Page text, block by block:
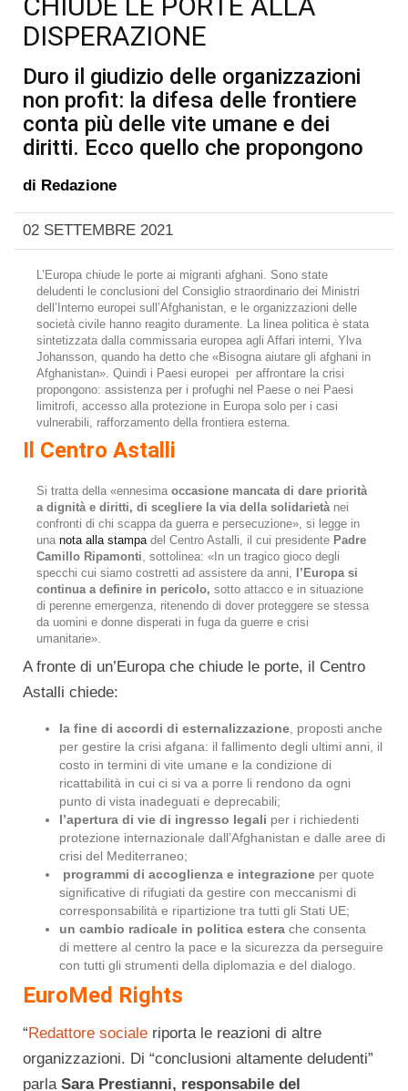
DISPERAZIONE
Duro il giudizio delle organizzazioni
non profit: la difesa delle frontiere
conta più delle vite umane e dei
diritti. Ecco quello che propongono
di Redazione
02 SETTEMBRE 2021
L’Europa chiude le porte ai migranti afghani. Sono state
deludenti le conclusioni del Consiglio straordinario dei Ministri
dell’Interno europei sull’Afghanistan, e le organizzazioni delle
società civile hanno reagito duramente. La linea politica è stata
sintetizzata dalla commissaria europea agli Affari interni, Ylva
Johansson, quando ha detto che «Bisogna aiutare gli afghani in
Afghanistan». Quindi i Paesi europei per affrontare la crisi
propongono: assistenza per i profughi nel Paese o nei Paesi
limitrofi, accesso alla protezione in Europa solo per i casi
vulnerabili, rafforzamento della frontiera esterna.
Il Centro Astalli
Si tratta della «ennesima occasione mancata di dare priorità
a dignità e diritti, di scegliere la via della solidarietà nei
confronti di chi scappa da guerra e persecuzione», si legge in
una nota alla stampa del Centro Astalli, il cui presidente Padre
Camillo Ripamonti , sottolinea: «In un tragico gioco degli
specchi cui siamo costretti ad assistere da anni, l’Europa si
continua a definire in pericolo, sotto attacco e in situazione
di perenne emergenza, ritenendo di dover proteggere se stessa
da uomini e donne disperati in fuga da guerre e crisi
umanitarie».
A fronte di un’Europa che chiude le porte, il Centro
Astalli chiede:
la fine di accordi di esternalizzazione , proposti anche
per gestire la crisi afgana: il fallimento degli ultimi anni, il
costo in termini di vite umane e la condizione di
ricattabilità in cui ci si va a porre li rendono da ogni
punto di vista inadeguati e deprecabili;
l’apertura di vie di ingresso legali per i richiedenti
protezione internazionale dall’Afghanistan e dalle aree di
crisi del Mediterraneo;
programmi di accoglienza e integrazione per quote
significative di rifugiati da gestire con meccanismi di
corresponsabilità e ripartizione tra tutti gli Stati UE;
un cambio radicale in politica estera che consenta
di mettere al centro la pace e la sicurezza da perseguire
con tutti gli strumenti della diplomazia e del dialogo.
EuroMed Rights
“Redattore sociale riporta le reazioni di altre
organizzazioni. Di “conclusioni altamente deludenti”
parla Sara Prestianni, responsabile del